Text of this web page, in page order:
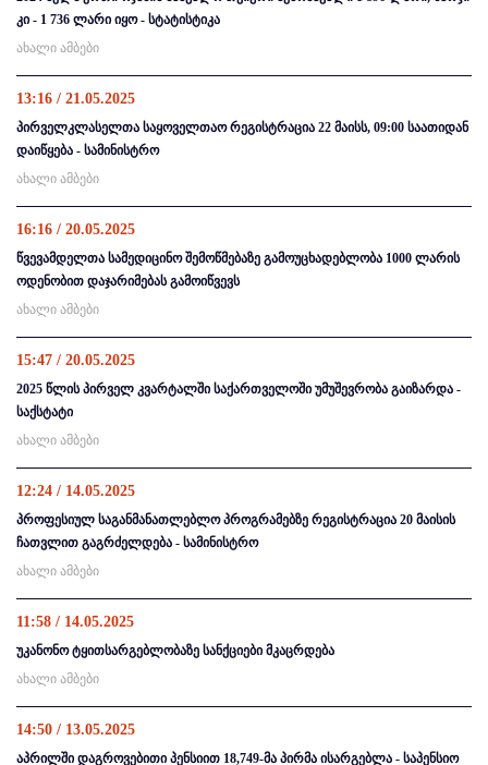
კი - 1 736 ლარი იყო - სტატისტიკა
ახალი ამბები
13:16 / 21.05.2025
პირველკლასელთა საყოველთაო რეგისტრაცია 22 მაისს, 09:00 საათიდან
დაიწყება - სამინისტრო
ახალი ამბები
16:16 / 20.05.2025
წვევამდელთა სამედიცინო შემოწმებაზე გამოუცხადებლობა 1000 ლარის
ოდენობით დაჯარიმებას გამოიწვევს
ახალი ამბები
15:47 / 20.05.2025
2025 წლის პირველ კვარტალში საქართველოში უმუშევრობა გაიზარდა -
საქსტატი
ახალი ამბები
12:24 / 14.05.2025
პროფესიულ საგანმანათლებლო პროგრამებზე რეგისტრაცია 20 მაისის
ჩათვლით გაგრძელდება - სამინისტრო
ახალი ამბები
11:58 / 14.05.2025
უკანონო ტყითსარგებლობაზე სანქციები მკაცრდება
ახალი ამბები
14:50 / 13.05.2025
აპრილში დაგროვებითი პენსიით 18,749-მა პირმა ისარგებლა - საპენსიო